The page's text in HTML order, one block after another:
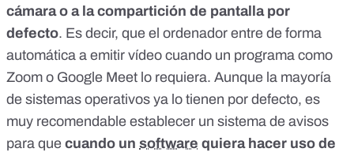
cámara o a la compartición de pantalla por
defecto. Es decir, que el ordenador entre de forma
automática a emitir vídeo cuando un programa como
Zoom o Google Meet lo requiera. Aunque la mayoría
de sistemas operativos ya lo tienen por defecto, es
muy recomendable establecer un sistema de avisos
para que cuando un software quiera hacer uso de